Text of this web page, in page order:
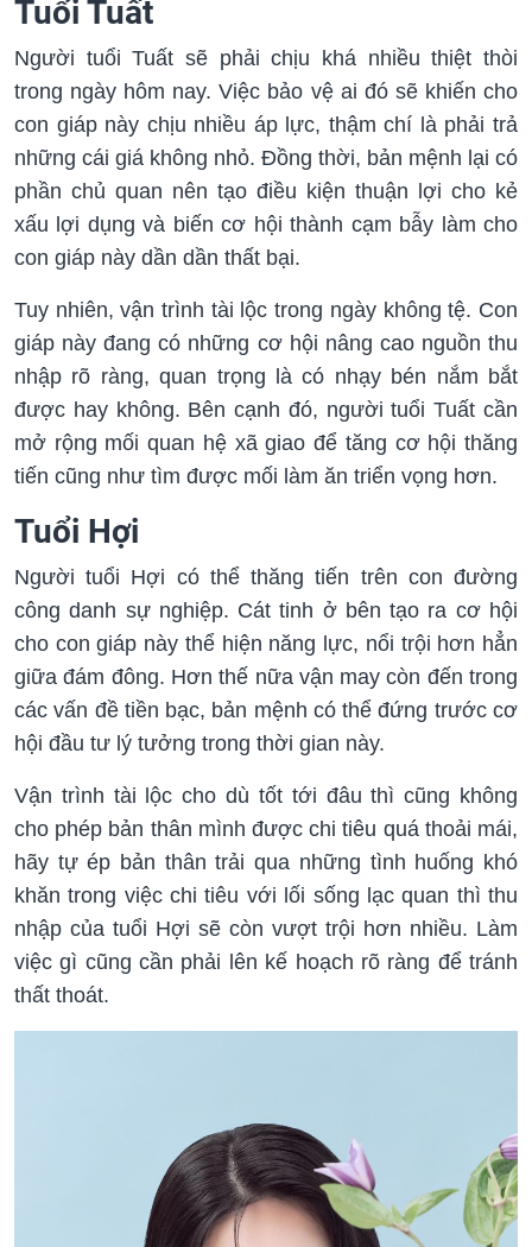
Tuổi Tuất
Người tuổi Tuất sẽ phải chịu khá nhiều thiệt thòi
trong ngày hôm nay. Việc bảo vệ ai đó sẽ khiến cho
con giáp này chịu nhiều áp lực, thậm chí là phải trả
những cái giá không nhỏ. Đồng thời, bản mệnh lại có
phần chủ quan nên tạo điều kiện thuận lợi cho kẻ
xấu lợi dụng và biến cơ hội thành cạm bẫy làm cho
con giáp này dần dần thất bại.
Tuy nhiên, vận trình tài lộc trong ngày không tệ. Con
giáp này đang có những cơ hội nâng cao nguồn thu
nhập rõ ràng, quan trọng là có nhạy bén nắm bắt
được hay không. Bên cạnh đó, người tuổi Tuất cần
mở rộng mối quan hệ xã giao để tăng cơ hội thăng
tiến cũng như tìm được mối làm ăn triển vọng hơn.
Tuổi Hợi
Người tuổi Hợi có thể thăng tiến trên con đường
công danh sự nghiệp. Cát tinh ở bên tạo ra cơ hội
cho con giáp này thể hiện năng lực, nổi trội hơn hẳn
giữa đám đông. Hơn thế nữa vận may còn đến trong
các vấn đề tiền bạc, bản mệnh có thể đứng trước cơ
hội đầu tư lý tưởng trong thời gian này.
Vận trình tài lộc cho dù tốt tới đâu thì cũng không
cho phép bản thân mình được chi tiêu quá thoải mái,
hãy tự ép bản thân trải qua những tình huống khó
khăn trong việc chi tiêu với lối sống lạc quan thì thu
nhập của tuổi Hợi sẽ còn vượt trội hơn nhiều. Làm
việc gì cũng cần phải lên kế hoạch rõ ràng để tránh
thất thoát.